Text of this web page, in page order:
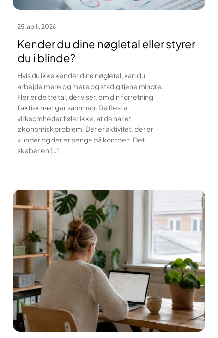
25. april, 2026
Kender du dine nøgletal eller styrer
du i blinde?
Hvis du ikke kender dine nøgletal, kan du
arbejde mere og mere og stadig tjene mindre.
Her er de tre tal, der viser, om din forretning
faktisk hænger sammen. De fleste
virksomheder føler ikke, at de har et
økonomisk problem. Der er aktivitet, der er
kunder og der er penge på kontoen. Det
skaber en […]